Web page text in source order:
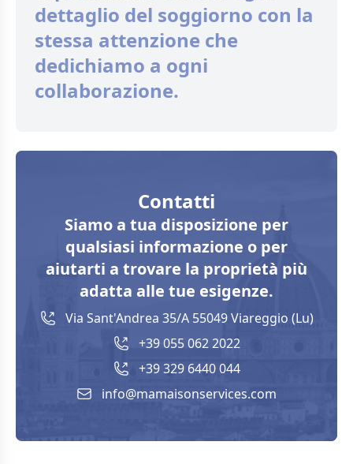
dettaglio del soggiorno con la
stessa attenzione che
dedichiamo a ogni
collaborazione.
Contatti
Siamo a tua disposizione per
qualsiasi informazione o per
aiutarti a trovare la proprietà più
adatta alle tue esigenze.
Via Sant'Andrea 35/A 55049 Viareggio (Lu)
+39 055 062 2022
+39 329 6440 044
info@mamaisonservices.com